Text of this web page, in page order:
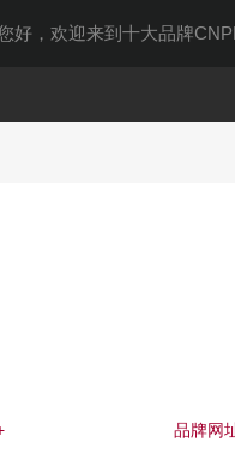
好，欢迎来到十大品牌
品牌网